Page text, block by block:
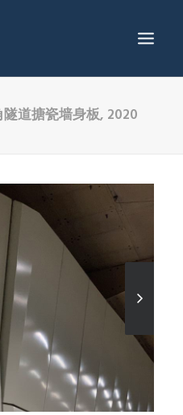
道搪瓷墙身板, 2020